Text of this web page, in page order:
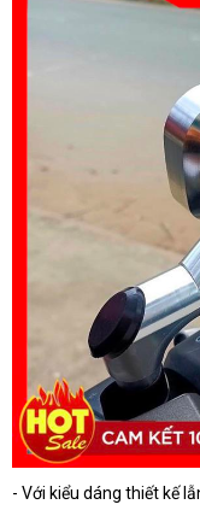
- Với kiểu dáng thiết kế